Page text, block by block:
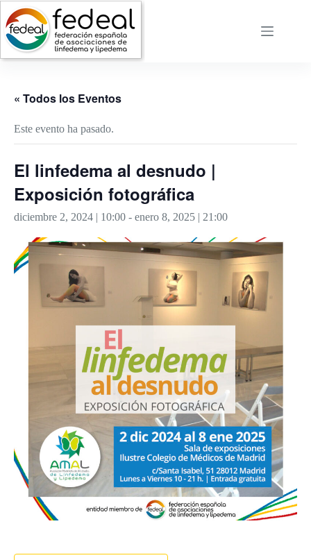
Saltar
contenido
« Todos los Eventos
Este evento ha pasado.
El linfedema al desnudo |
Exposición fotográfica
diciembre 2, 2024 | 10:00 - enero 8, 2025 | 21:00